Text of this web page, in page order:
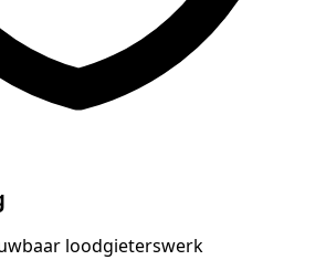
loodgieterswerk